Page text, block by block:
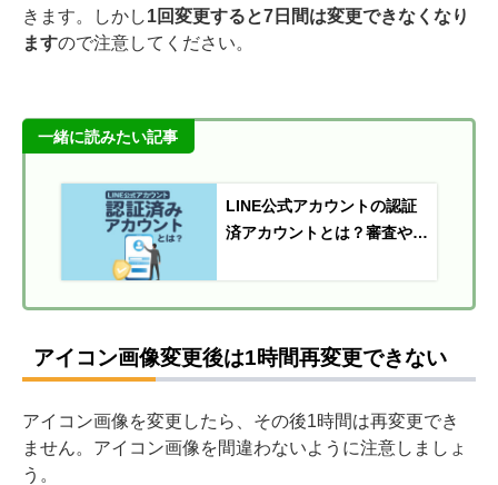
きます。しかし1回変更すると7日間は変更できなくなり
ますので注意してください。
一緒に読みたい記事
LINE公式アカウントの認証
済アカウントとは？審査や認
アイコン画像変更後は1時間再変更できない
アイコン画像を変更したら、その後1時間は再変更でき
ません。アイコン画像を間違わないように注意しましょ
う。